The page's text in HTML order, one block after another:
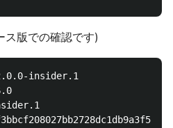
版での確認です)
insider.1